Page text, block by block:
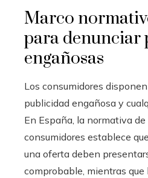
Marco
para denunciar
engañosas
Los consumidores
publicidad engañosa y
En España, la normativa
consumidores establece
una oferta deben
comprobable, mientras que